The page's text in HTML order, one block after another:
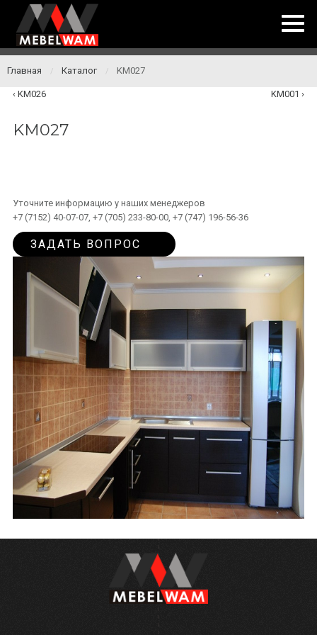
Главная / Каталог / KM027
KM026 KM001
KM027
Уточните информацию у наших менеджеров
+7 (7152) 40-07-07, +7 (705) 233-80-00, +7 (747) 196-56-36
ЗАДАТЬ ВОПРОС